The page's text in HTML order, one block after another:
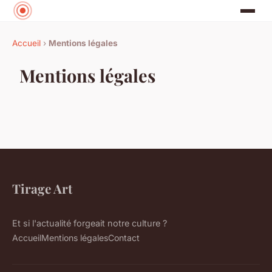
Accueil › Mentions légales
Mentions légales
Tirage Art
Et si l'actualité forgeait notre culture ?
AccueilMentions légalesContact